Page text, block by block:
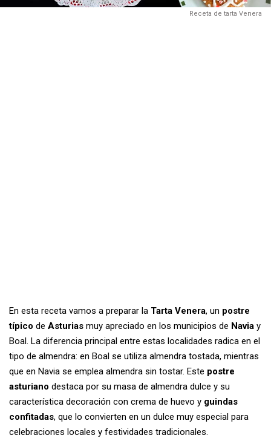
Receta de tarta Venera
En esta receta vamos a preparar la Tarta Venera, un postre
típico de Asturias muy apreciado en los municipios de Navia y
Boal. La diferencia principal entre estas localidades radica en el
tipo de almendra: en Boal se utiliza almendra tostada, mientras
que en Navia se emplea almendra sin tostar. Este postre
asturiano destaca por su masa de almendra dulce y su
característica decoración con crema de huevo y guindas
confitadas, que lo convierten en un dulce muy especial para
celebraciones locales y festividades tradicionales.